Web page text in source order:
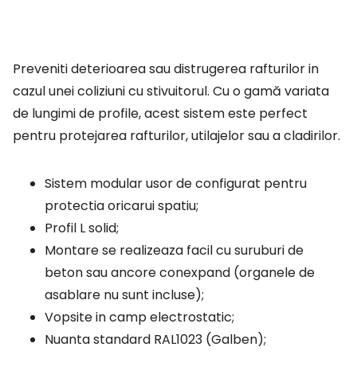
Preveniti deterioarea sau distrugerea rafturilor in
cazul unei coliziuni cu stivuitorul. Cu o gamă variata
de lungimi de profile, acest sistem este perfect
pentru protejarea rafturilor, utilajelor sau a cladirilor.
Sistem modular usor de configurat pentru
protectia oricarui spatiu;
Profil L solid;
Montare se realizeaza facil cu suruburi de
beton sau ancore conexpand (organele de
asablare nu sunt incluse);
Vopsite in camp electrostatic;
Nuanta standard RAL1023 (Galben);